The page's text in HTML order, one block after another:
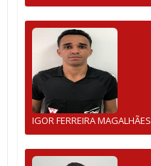
IGOR FERREIRA MAGALHÃES